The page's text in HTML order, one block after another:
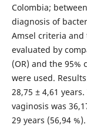
Colombia;
diagnosis of
Amsel criteria and
evaluated by
(OR) and the 95%
were used.
28,75 ± 4,61
vaginosis was
29 years (56,94